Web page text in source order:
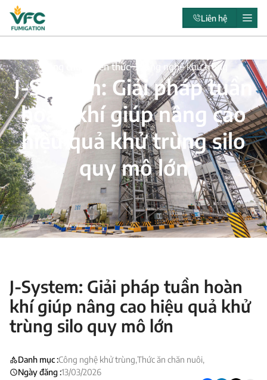
Liên hệ
Trang chủ Kiến thức Công nghệ khử trùng
J-System: Giải pháp tuần
hoàn khí giúp nâng cao
hiệu quả khử trùng silo
quy mô lớn
J-System: Giải pháp tuần hoàn
khí giúp nâng cao hiệu quả khử
trùng silo quy mô lớn
Danh mục :Công nghệ khử trùng,Thức ăn chăn nuôi,
Ngày đăng :13/03/2026